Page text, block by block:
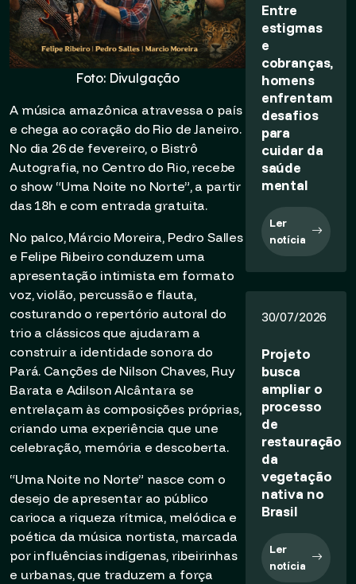
Foto: Divulgação
A música amazônica atravessa o país
e chega ao coração do Rio de Janeiro.
No dia 26 de fevereiro, o Bistrô
Autografia, no Centro do Rio, recebe
o show “Uma Noite no Norte”, a partir
das 18h e com entrada gratuita.
No palco, Márcio Moreira, Pedro Salles
e Felipe Ribeiro conduzem uma
apresentação intimista em formato
voz, violão, percussão e flauta,
costurando o repertório autoral do
trio a clássicos que ajudaram a
construir a identidade sonora do
Pará. Canções de Nilson Chaves, Ruy
Barata e Adilson Alcântara se
entrelaçam às composições próprias,
criando uma experiência que une
celebração, memória e descoberta.
“Uma Noite no Norte” nasce com o
desejo de apresentar ao público
carioca a riqueza rítmica, melódica e
poética da música nortista, marcada
por influências indígenas, ribeirinhas
e urbanas, que traduzem a força
Entre
estigmas
e
cobranças,
homens
enfrentam
desafios
para
cuidar da
saúde
mental
Ler
notícia
30/07/2026
Projeto
busca
ampliar o
processo
de
restauração
da
vegetação
nativa no
Brasil
Ler
notícia